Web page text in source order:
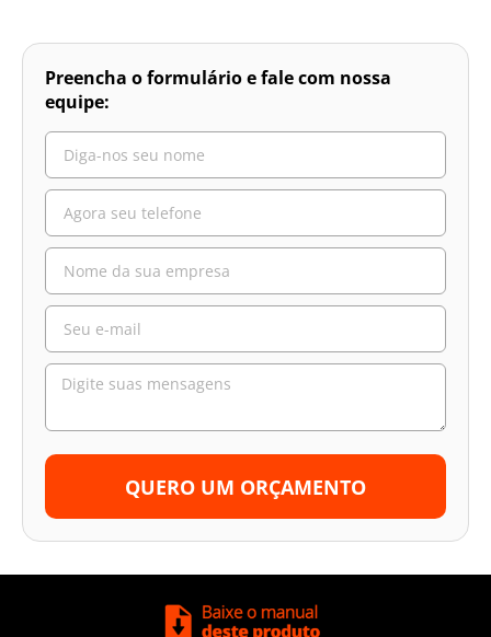
Preencha o formulário e fale com nossa
equipe:
QUERO UM ORÇAMENTO